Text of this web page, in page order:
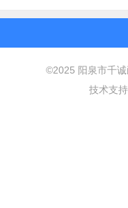
©2025 阳泉市千
技术支持